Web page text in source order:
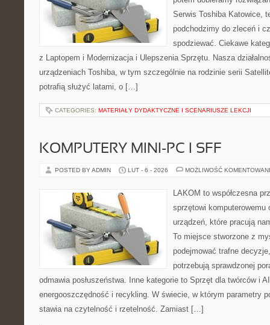
Serwis Toshiba Katowice,
podchodzimy do zleceń i
spodziewać. Ciekawe
z Laptopem i Modernizacja i Ulepszenia Sprzętu. Nasza
urządzeniach Toshiba, w tym szczególnie na rodzinie serii
potrafią służyć latami, o […]
CATEGORIES: MATERIAŁY DYDAKTYCZNE I SCENARIUSZE LEKCJI
KOMPUTERY MINI-PC I SFF
POSTED BY ADMIN LUT - 6 - 2026 MOŻLIWOŚĆ
LAKOM to współczesna
sprzętowi komputerowemu
urządzeń, które pracują
To miejsce stworzone z
podejmować trafne
potrzebują sprawdzonej
odmawia posłuszeństwa. Inne kategorie to Sprzęt dla twórców i
energooszczędność i recykling. W świecie, w którym parametry
stawia na czytelność i rzetelność. Zamiast […]